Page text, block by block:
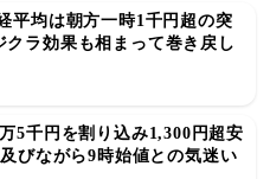
平均は朝方一時1千円超の突
クラ効果も相まって巻き戻し
5千円を割り込み1,300円超安
びながら9時始値との気迷い